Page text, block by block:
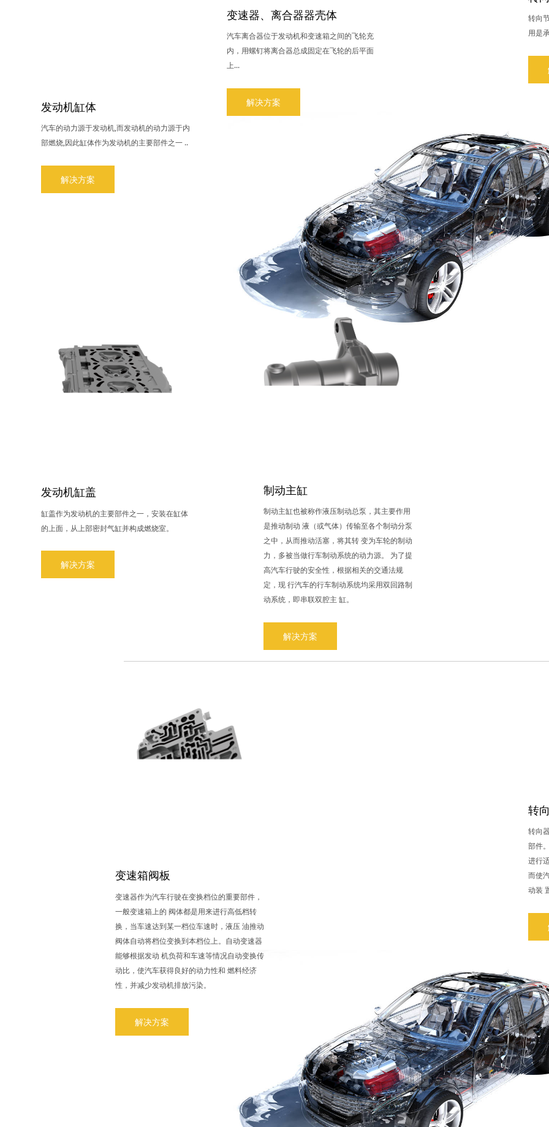
变速器、离合器器壳体
汽车离合器位于发动机和变速箱之间的飞轮充
内，用螺钉将离合器总成固定在飞轮的后平面
上...
解决方案
转向
用是
制动主缸
制动主缸也被称作液压制动总泵，其主要作用
是推动制动 液（或气体）传输至各个制动分泵
之中，从而推动活塞，将其转 变为车轮的制动
力，多被当做行车制动系统的动力源。 为了提
高汽车行驶的安全性，根据相关的交通法规
定，现 行汽车的行车制动系统均采用双回路制
动系统，即串联双腔主 缸。
解决方案
发动机缸盖
缸盖作为发动机的主要部件之一，安装在缸体
的上面，从上部密封气缸并构成燃烧室。
解决方案
发动机缸体
汽车的动力源于发动机,而发动机的动力源于内
部燃烧,因此缸体作为发动机的主要部件之一 ..
解决方案
变速箱阀板
变速器作为汽车行驶在变换档位的重要部件，
一般变速箱上的 阀体都是用来进行高低档转
换，当车速达到某一档位车速时，液压 油推动
阀体自动将档位变换到本档位上。自动变速器
能够根据发动 机负荷和车速等情况自动变换传
动比，使汽车获得良好的动力性和 燃料经济
性，并减少发动机排放污染。
解决方案
转
转向
部件
进行
而使
动装